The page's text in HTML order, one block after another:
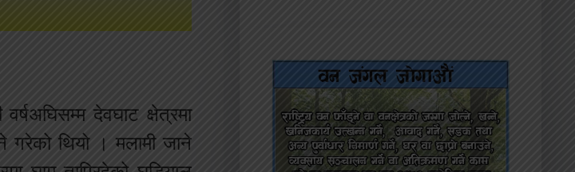
देवघाट क्षेत्रमा
गरेको थियो । मलामी जाने